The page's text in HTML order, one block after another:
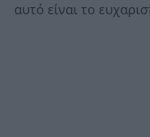
αυτό είναι το